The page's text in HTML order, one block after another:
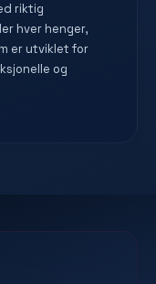
riktig
hver henger,
er utviklet for
og